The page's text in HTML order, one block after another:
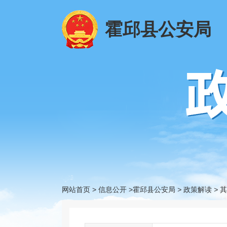
霍邱县公安局
网站首页 > 信息公开 >霍邱县公安局 > 政策解读 >